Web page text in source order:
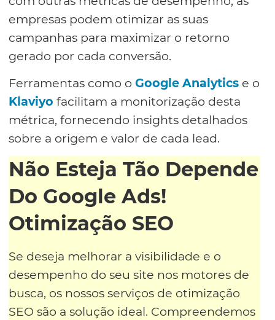
empresas podem otimizar as suas
campanhas para maximizar o retorno
gerado por cada conversão.
Ferramentas como o Google Analytics e o
Klaviyo facilitam a monitorização desta
métrica, fornecendo insights detalhados
sobre a origem e valor de cada lead.
Não Esteja Tão Depende
Do Google Ads!
Otimização SEO
Se deseja melhorar a visibilidade e o
desempenho do seu site nos motores de
busca, os nossos serviços de otimização
SEO são a solução ideal. Compreendemos